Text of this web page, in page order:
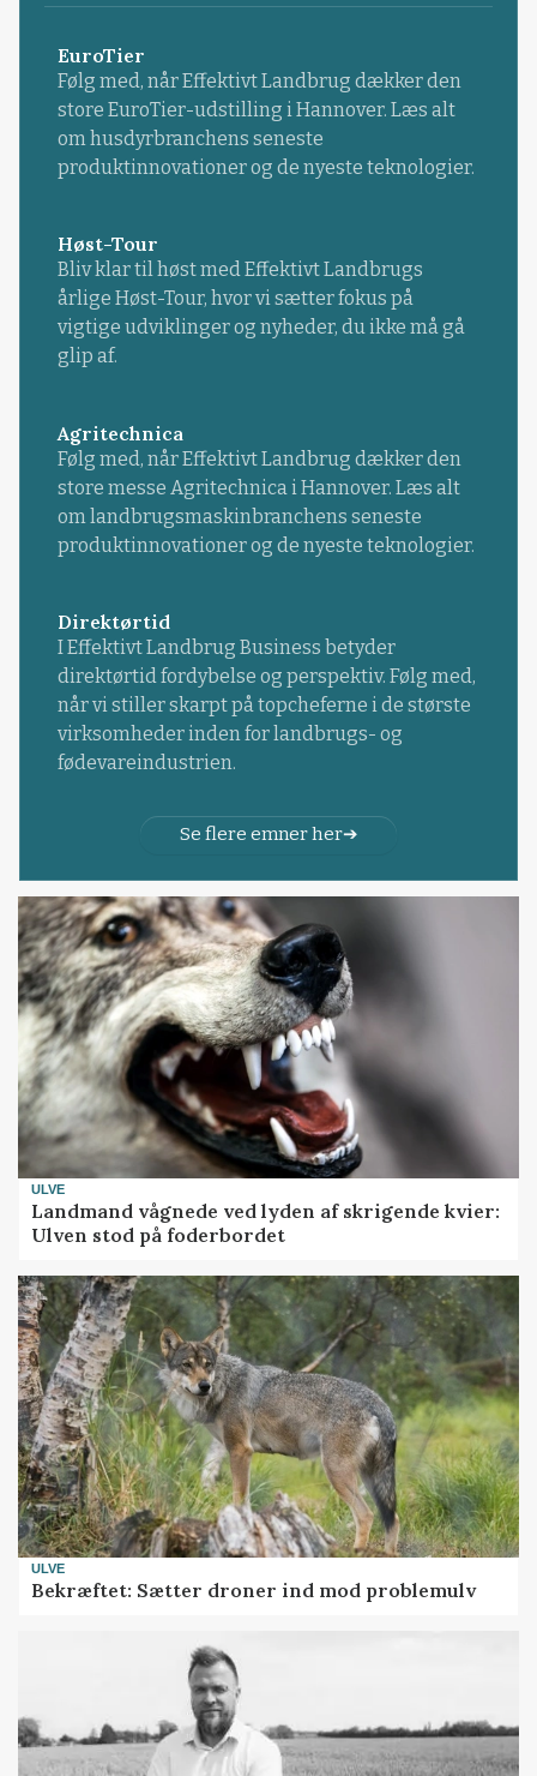
EuroTier
Følg med, når Effektivt Landbrug dækker den
store EuroTier-udstilling i Hannover. Læs alt
om husdyrbranchens seneste
produktinnovationer og de nyeste teknologier.
Høst-Tour
Bliv klar til høst med Effektivt Landbrugs
årlige Høst-Tour, hvor vi sætter fokus på
vigtige udviklinger og nyheder, du ikke må gå
glip af.
Agritechnica
Følg med, når Effektivt Landbrug dækker den
store messe Agritechnica i Hannover. Læs alt
om landbrugsmaskinbranchens seneste
produktinnovationer og de nyeste teknologier.
Direktørtid
I Effektivt Landbrug Business betyder
direktørtid fordybelse og perspektiv. Følg med,
når vi stiller skarpt på topcheferne i de største
virksomheder inden for landbrugs- og
fødevareindustrien.
Se flere emner her
ULVE
Landmand vågnede ved lyden af skrigende kvier:
Ulven stod på foderbordet
ULVE
Bekræftet: Sætter droner ind mod problemulv